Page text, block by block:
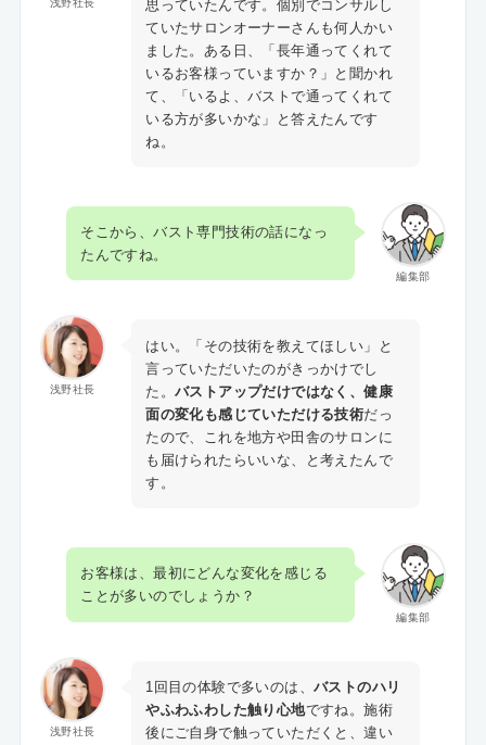
浅野社長
思っていたんです。個別でコンサルし
ていたサロンオーナーさんも何人かい
ました。ある日、「長年通ってくれて
いるお客様っていますか？」と聞かれ
て、「いるよ、バストで通ってくれて
いる方が多いかな」と答えたんです
ね。
編集部
そこから、バスト専門技術の話になっ
たんですね。
浅野社長
はい。「その技術を教えてほしい」と
言っていただいたのがきっかけでし
た。バストアップだけではなく、健康
面の変化も感じていただける技術だっ
たので、これを地方や田舎のサロンに
も届けられたらいいな、と考えたんで
す。
編集部
お客様は、最初にどんな変化を感じる
ことが多いのでしょうか？
浅野社長
1回目の体験で多いのは、バストのハリ
やふわふわした触り心地ですね。施術
後にご自身で触っていただくと、違い